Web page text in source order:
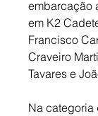
embarcação
em K2
Francisco
Craveiro
Tavares e
Na categoria